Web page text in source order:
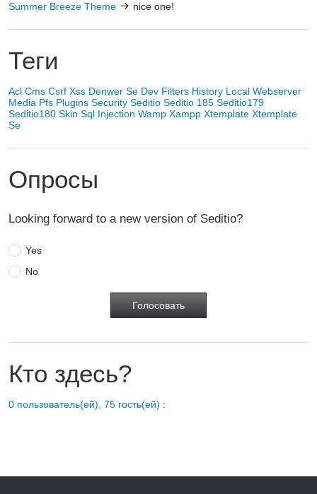
Summer Breeze Theme nice one!
Теги
Acl Cms Csrf Xss Denwer Se Dev Filters History Local Webserver
Media Pfs Plugins Security Seditio Seditio 185 Seditio179
Seditio180 Skin Sql Injection Wamp Xampp Xtemplate Xtemplate
Se
Опросы
Looking forward to a new version of Seditio?
Yes
No
Кто здесь?
0 пользователь(ей), 75 гость(ей) :